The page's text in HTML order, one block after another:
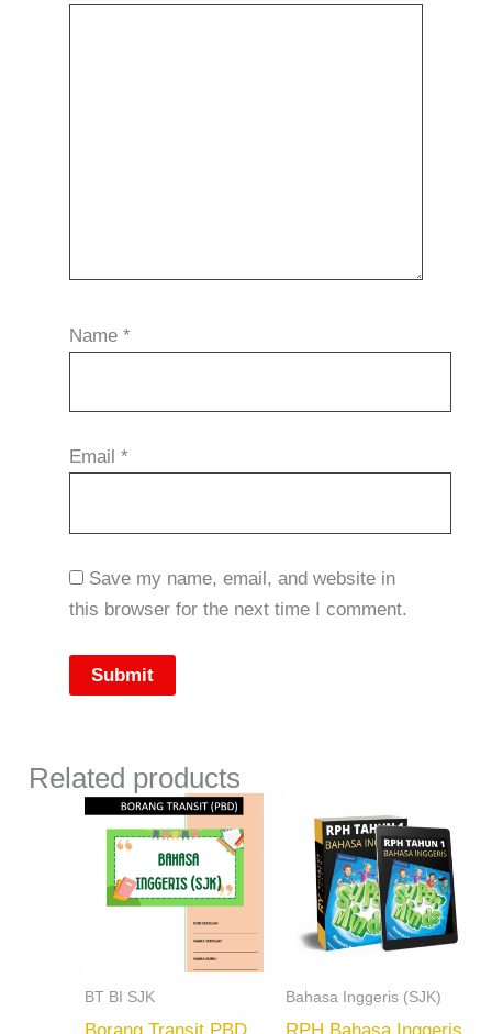
Name *
Email *
Save my name, email, and website in
this browser for the next time I comment.
Related products
BT BI SJK
Borang Transit PBD
Bahasa Inggeris (SJK)
RPH Bahasa Inggeris